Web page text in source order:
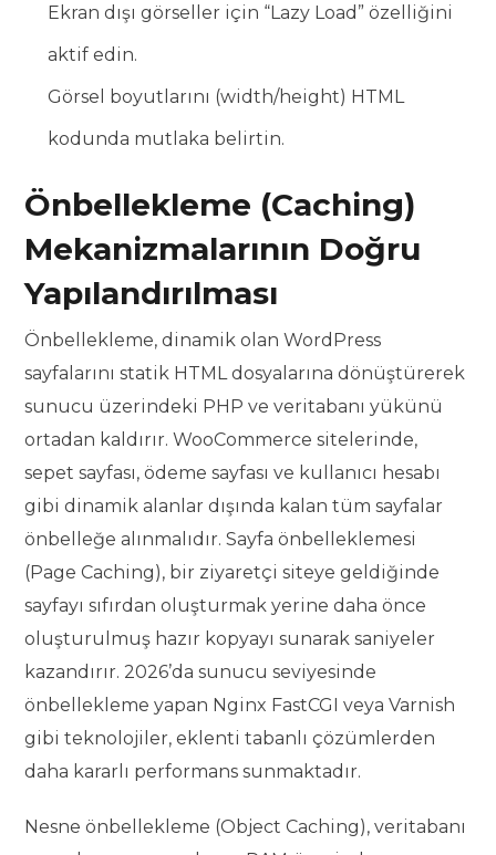
Ekran dışı görseller için “Lazy Load” özelliğini
aktif edin.
Görsel boyutlarını (width/height) HTML
kodunda mutlaka belirtin.
Önbellekleme (Caching)
Mekanizmalarının Doğru
Yapılandırılması
Önbellekleme, dinamik olan WordPress
sayfalarını statik HTML dosyalarına dönüştürerek
sunucu üzerindeki PHP ve veritabanı yükünü
ortadan kaldırır. WooCommerce sitelerinde,
sepet sayfası, ödeme sayfası ve kullanıcı hesabı
gibi dinamik alanlar dışında kalan tüm sayfalar
önbelleğe alınmalıdır. Sayfa önbelleklemesi
(Page Caching), bir ziyaretçi siteye geldiğinde
sayfayı sıfırdan oluşturmak yerine daha önce
oluşturulmuş hazır kopyayı sunarak saniyeler
kazandırır. 2026’da sunucu seviyesinde
önbellekleme yapan Nginx FastCGI veya Varnish
gibi teknolojiler, eklenti tabanlı çözümlerden
daha kararlı performans sunmaktadır.
Nesne önbellekleme (Object Caching), veritabanı